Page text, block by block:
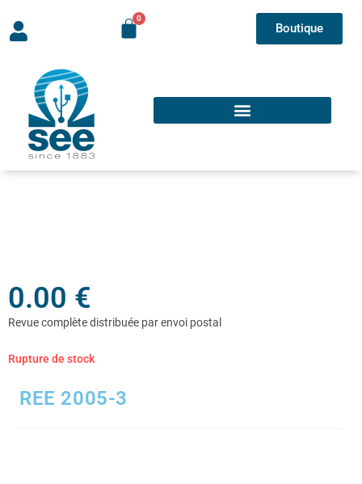
Boutique
0.00 €
Rupture de stock
REE 2005-3